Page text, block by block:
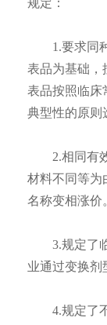
规定：
1.要求同种
表品为基础，
表品按照临床
典型性的原则
2.相同有效
材料不同等为
名称变相涨价
3.规定了临
业通过变换剂
4.规定了不